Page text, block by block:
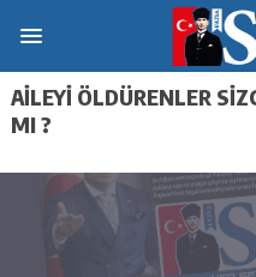
AİLEYİ ÖLDÜRENLER
MI ?